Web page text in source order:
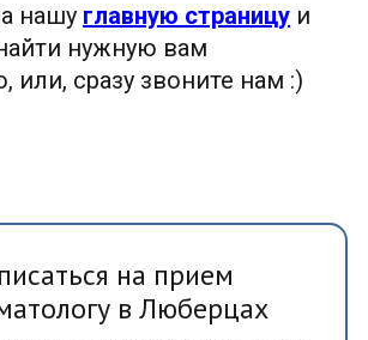
нашу главную страницу и
нужную вам
или, сразу звоните нам :)
на прием
в Люберцах